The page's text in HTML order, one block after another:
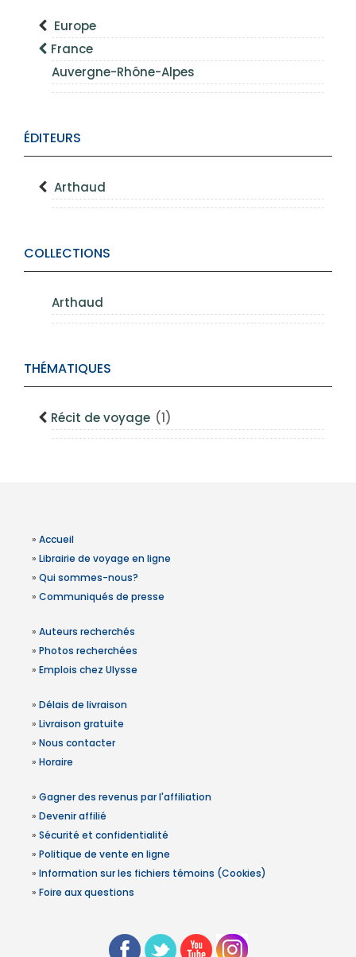
Europe
France
Auvergne-Rhône-Alpes
ÉDITEURS
Arthaud
COLLECTIONS
Arthaud
THÉMATIQUES
Récit de voyage (1)
» Accueil
» Librairie de voyage en ligne
» Qui sommes-nous?
» Communiqués de presse
» Auteurs recherchés
» Photos recherchées
» Emplois chez Ulysse
» Délais de livraison
» Livraison gratuite
» Nous contacter
» Horaire
» Gagner des revenus par l'affiliation
» Devenir affilié
» Sécurité et confidentialité
» Politique de vente en ligne
» Information sur les fichiers témoins (Cookies)
» Foire aux questions